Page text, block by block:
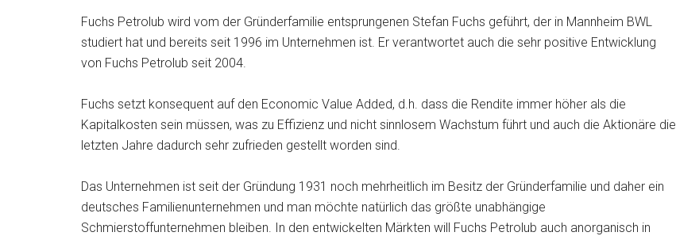
Fuchs Petrolub wird vom der Gründerfamilie entsprungenen Stefan Fuchs geführt, der in Mannheim BWL
studiert hat und bereits seit 1996 im Unternehmen ist. Er verantwortet auch die sehr positive Entwicklung
von Fuchs Petrolub seit 2004.
Fuchs setzt konsequent auf den Economic Value Added, d.h. dass die Rendite immer höher als die
Kapitalkosten sein müssen, was zu Effizienz und nicht sinnlosem Wachstum führt und auch die Aktionäre die
letzten Jahre dadurch sehr zufrieden gestellt worden sind.
Das Unternehmen ist seit der Gründung 1931 noch mehrheitlich im Besitz der Gründerfamilie und daher ein
deutsches Familienunternehmen und man möchte natürlich das größte unabhängige
Schmierstoffunternehmen bleiben. In den entwickelten Märkten will Fuchs Petrolub auch anorganisch in